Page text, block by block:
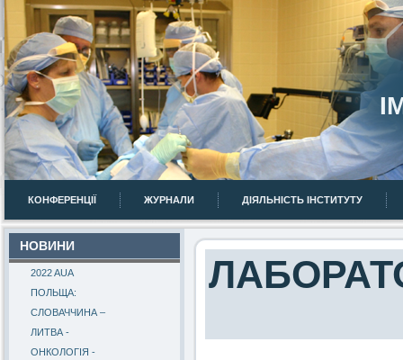
КОНФЕРЕНЦІЇ ЖУРНАЛИ ДІЯЛЬНІСТЬ ІНСТИТУТУ
НОВИНИ
2022 AUA
ПОЛЬЩА:
СЛОВАЧЧИНА –
ЛИТВА -
ОНКОЛОГІЯ -